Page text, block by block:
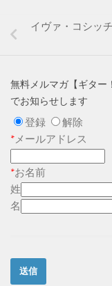
イヴァ・コシッ
無料メルマガ【
でお知らせします
登録
解除
*メールアドレス
*お名前
姓
名